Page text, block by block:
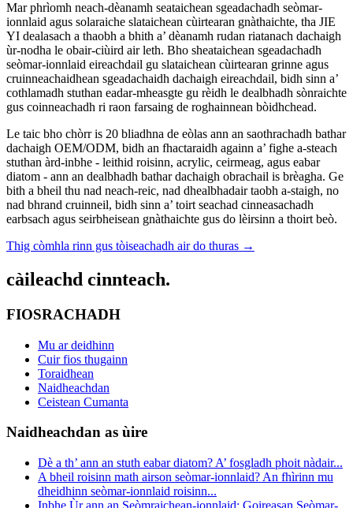
Mar phrìomh neach-dèanamh seataichean sgeadachadh seòmar-
ionnlaid agus solaraiche slataichean cùirtearan gnàthaichte, tha JIE
YI dealasach a thaobh a bhith a’ dèanamh rudan riatanach dachaigh
ùr-nodha le obair-ciùird air leth. Bho sheataichean sgeadachadh
seòmar-ionnlaid eireachdail gu slataichean cùirtearan grinne agus
cruinneachaidhean sgeadachaidh dachaigh eireachdail, bidh sinn a’
cothlamadh stuthan eadar-mheasgte gu rèidh le dealbhadh sònraichte
gus coinneachadh ri raon farsaing de roghainnean bòidhchead.
Le taic bho chòrr is 20 bliadhna de eòlas ann an saothrachadh bathar
dachaigh OEM/ODM, bidh an fhactaraidh againn a’ fighe a-steach
stuthan àrd-inbhe - leithid roisinn, acrylic, ceirmeag, agus eabar
diatom - ann an dealbhadh bathar dachaigh obrachail is brèagha. Ge
bith a bheil thu nad neach-reic, nad dhealbhadair taobh a-staigh, no
nad bhrand cruinneil, bidh sinn a’ toirt seachad cinneasachadh
earbsach agus seirbheisean gnàthaichte gus do lèirsinn a thoirt beò.
Thig còmhla rinn gus tòiseachadh air do thuras →
càileachd cinnteach.
FIOSRACHADH
Mu ar deidhinn
Cuir fios thugainn
Toraidhean
Naidheachdan
Ceistean Cumanta
Naidheachdan as ùire
Dè a th’ ann an stuth eabar diatom? A’ fosgladh phoit nàdair...
A bheil roisinn math airson seòmar-ionnlaid? An fhìrinn mu
dheidhinn seòmar-ionnlaid roisinn...
Inbhe Ùr ann an Seòmraichean-ionnlaid: Goireasan Seòmar-